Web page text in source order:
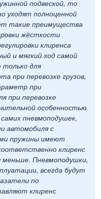
подвеской, то
уходят полноценной
такие преимущества
жёсткости
клиренса
и мягкий ход самой
только для
при перевозке грузов,
при
при перевозке
особенностью
пневмоподушек,
автомобиля с
пружины имеют
клиренс
Пневмоподушки,
всегда будут
по
клиренс